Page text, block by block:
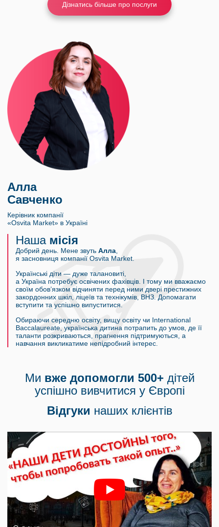
Дізнатись більше про послуги
Алла
Савченко
Керівник компанії
«Osvita Market» в Україні
Наша місія
Добрий день. Мене звуть Алла,
я засновниця компанії Osvita Market.
Українські діти — дуже талановиті,
а Україна потребує освічених фахівців. І тому ми вважаємо
своїм обов’язком відчиняти перед ними двері престижних
закордонних шкіл, ліцеїв та технікумів, ВНЗ. Допомагати
вступити та успішно випуститися.
Обираючи середню освіту, вищу освіту чи International
Baccalaureate, українська дитина потрапить до умов, де її
таланти розкриваються, прагнення підтримуються, а
навчання викликатиме непідробний інтерес.
Ми вже допомогли 500+ дітей
успішно вивчитися у Європi
Відгуки наших клієнтів